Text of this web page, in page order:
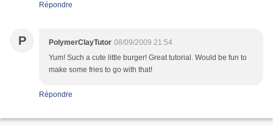
Répondre
P PolymerClayTutor 08/09/2009 21:54
Yum! Such a cute little burger! Great tutorial. Would be fun to
make some fries to go with that!
Répondre